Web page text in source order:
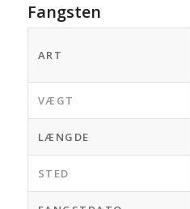
Fangsten
ART
VÆGT
LÆNGDE
STED